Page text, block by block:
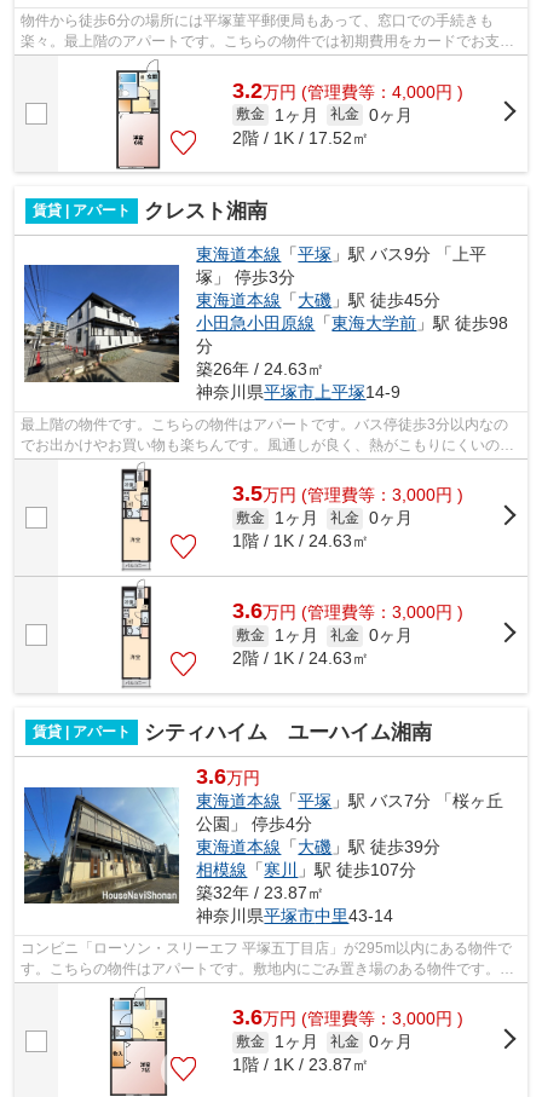
物件から徒歩6分の場所には平塚菫平郵便局もあって、窓口での手続きも
楽々。最上階のアパートです。こちらの物件では初期費用をカードでお支払
いいただけます。こちらの物件はアパート...
3.2万円 (管理費等：4,000円 )
敷金 1ヶ月 礼金 0ヶ月
2階 / 1K / 17.52㎡
賃貸 | アパート クレスト湘南
東海道本線 「平塚 」駅 バス9分 「上平
塚」 停歩3分
東海道本線 「大磯 」駅 徒歩45分
小田急小田原線 「東海大学前 」駅 徒歩98
分
築26年 / 24.63㎡
神奈川県平塚市 上平塚14-9
最上階の物件です。こちらの物件はアパートです。バス停徒歩3分以内なの
でお出かけやお買い物も楽ちんです。風通しが良く、熱がこもりにくいの
で、室内が暑くなりにくいです。
3.5万円 (管理費等：3,000円 )
敷金 1ヶ月 礼金 0ヶ月
1階 / 1K / 24.63㎡
3.6万円 (管理費等：3,000円 )
敷金 1ヶ月 礼金 0ヶ月
2階 / 1K / 24.63㎡
賃貸 | アパート シティハイム ユーハイム湘南
3.6万円
東海道本線 「平塚 」駅 バス7分 「桜ヶ丘
公園」 停歩4分
東海道本線 「大磯 」駅 徒歩39分
相模線 「寒川
」駅 徒歩107分
築32年 / 23.87㎡
神奈川県平塚市中里43-14
コンビニ「ローソン・スリーエフ 平塚五丁目店」が295m以内にある物件で
す。こちらの物件はアパートです。敷地内にごみ置き場のある物件です。こ
ちらの物件では初期費用をカードでお支...
3.6万円 (管理費等：3,000円 )
敷金 1ヶ月 礼金 0ヶ月
1階 / 1K / 23.87㎡